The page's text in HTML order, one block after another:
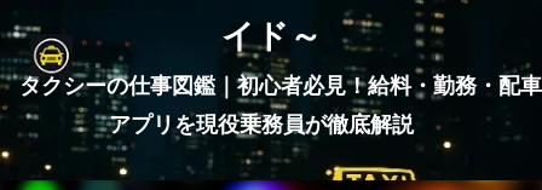
イド～
タクシーの仕事図鑑｜初心者必見！給料・勤務・配車
アプリを現役乗務員が徹底解説